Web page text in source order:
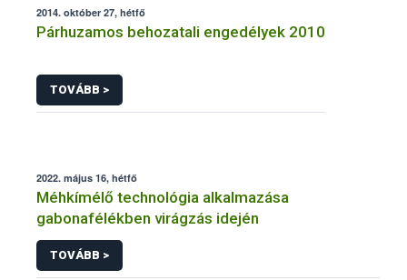
2014. október 27, hétfő
Párhuzamos behozatali engedélyek 2010
TOVÁBB >
2022. május 16, hétfő
Méhkímélő technológia alkalmazása
gabonafélékben virágzás idején
TOVÁBB >